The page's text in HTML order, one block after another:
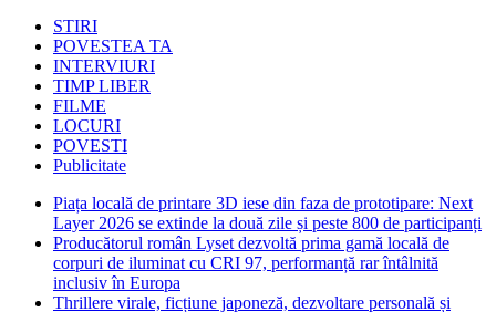
STIRI
POVESTEA TA
INTERVIURI
TIMP LIBER
FILME
LOCURI
POVESTI
Publicitate
Piața locală de printare 3D iese din faza de prototipare: Next
Layer 2026 se extinde la două zile și peste 800 de participanți
Producătorul român Lyset dezvoltă prima gamă locală de
corpuri de iluminat cu CRI 97, performanță rar întâlnită
inclusiv în Europa
Thrillere virale, ficțiune japoneză, dezvoltare personală și